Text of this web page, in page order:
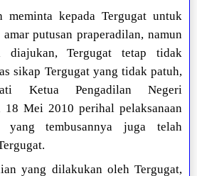
meminta kepada Tergugat untuk
amar putusan praperadilan, namun
diajukan, Tergugat tetap tidak
sikap Tergugat yang tidak patuh,
Ketua Pengadilan Negeri
18 Mei 2010 perihal pelaksanaan
yang tembusannya juga telah
yang dilakukan oleh Tergugat,